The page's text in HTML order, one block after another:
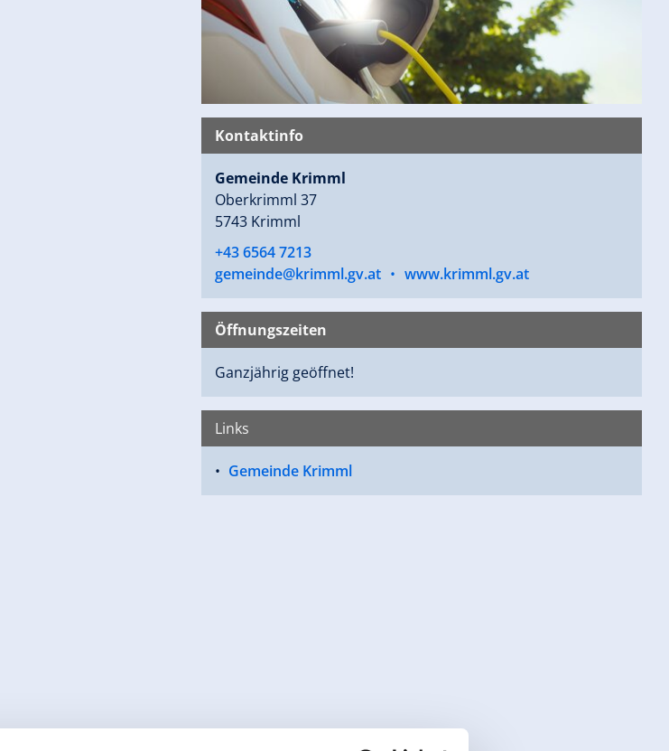
Kontaktinfo
Gemeinde Krimml
Oberkrimml 37
5743 Krimml
+43 6564 7213
gemeinde@krimml.gv.at • www.krimml.gv.at
Öffnungszeiten
Ganzjährig geöffnet!
Links
Gemeinde Krimml